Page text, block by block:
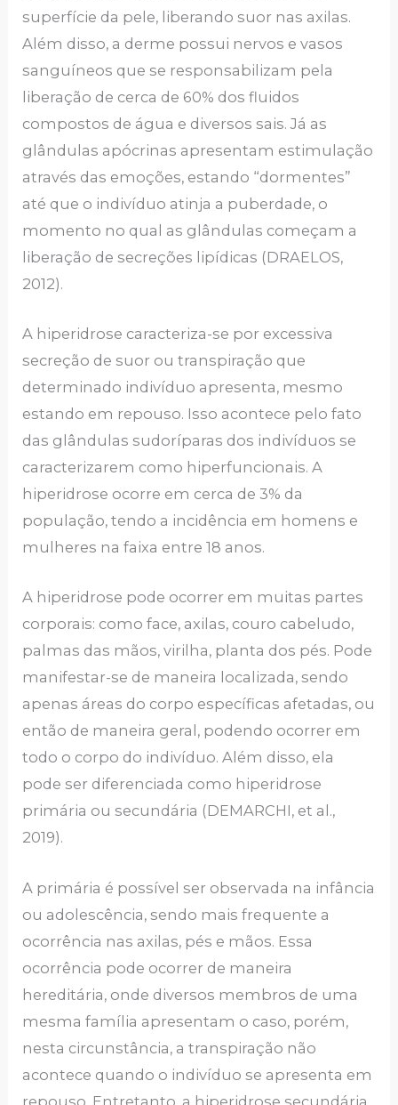
superfície da pele, liberando suor nas axilas.
Além disso, a derme possui nervos e vasos
sanguíneos que se responsabilizam pela
liberação de cerca de 60% dos fluidos
compostos de água e diversos sais. Já as
glândulas apócrinas apresentam estimulação
através das emoções, estando “dormentes”
até que o indivíduo atinja a puberdade, o
momento no qual as glândulas começam a
liberação de secreções lipídicas (DRAELOS,
2012).
A hiperidrose caracteriza-se por excessiva
secreção de suor ou transpiração que
determinado indivíduo apresenta, mesmo
estando em repouso. Isso acontece pelo fato
das glândulas sudoríparas dos indivíduos se
caracterizarem como hiperfuncionais. A
hiperidrose ocorre em cerca de 3% da
população, tendo a incidência em homens e
mulheres na faixa entre 18 anos.
A hiperidrose pode ocorrer em muitas partes
corporais: como face, axilas, couro cabeludo,
palmas das mãos, virilha, planta dos pés. Pode
manifestar-se de maneira localizada, sendo
apenas áreas do corpo específicas afetadas, ou
então de maneira geral, podendo ocorrer em
todo o corpo do indivíduo. Além disso, ela
pode ser diferenciada como hiperidrose
primária ou secundária (DEMARCHI, et al.,
2019).
A primária é possível ser observada na infância
ou adolescência, sendo mais frequente a
ocorrência nas axilas, pés e mãos. Essa
ocorrência pode ocorrer de maneira
hereditária, onde diversos membros de uma
mesma família apresentam o caso, porém,
nesta circunstância, a transpiração não
acontece quando o indivíduo se apresenta em
repouso. Entretanto, a hiperidrose secundária,